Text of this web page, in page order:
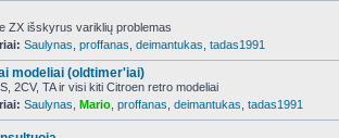
ZX išskyrus variklių problemas
Saulynas proffanas deimantukas tadas1991
modeliai (oldtimer'iai)
2CV, TA ir visi kiti Citroen retro modeliai
Saulynas Mario proffanas deimantukas tadas1991